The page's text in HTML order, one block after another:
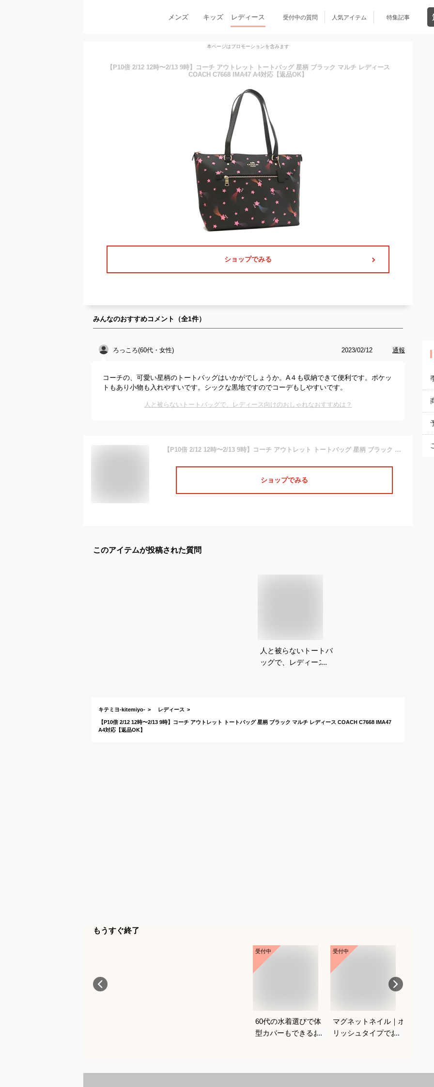
メンズ キッズ レディース 受付中の質問 人気アイテム 特集記事
本ページはプロモーションを含みます
【P10倍 2/12 12時〜2/13 9時】コーチ アウトレット トートバッグ 星柄 ブラック マルチ レディース
COACH C7668 IMA47 A4対応【返品OK】
ショップでみる
みんなのおすすめコメント（全1件）
ろっころ(60代・女性) 2023/02/12 通報
コーチの、可愛い星柄のトートバッグはいかがでしょうか。A４も収納できて便利です。ポケッ
トもあり小物も入れやすいです。シックな黒地ですのでコーデもしやすいです。
人と被らないトートバッグで、レディース向けのおしゃれなおすすめは？
【P10倍 2/12 12時〜2/13 9時】コーチ アウトレット トートバッグ 星柄 ブラック マルチ レディース COACH C7668 IMA47 A4対応【返品OK】
ショップでみる
このアイテムが投稿された質問
人と被らないトートバ
ッグで、レディース向
キテミヨ-kitemiyo- レディース
【P10倍 2/12 12時〜2/13 9時】コーチ アウトレット トートバッグ 星柄 ブラック マルチ レディース COACH C7668 IMA47
A4対応【返品OK】
もうすぐ終了
受付中
60代の水着選びで体
型カバーもできるおす
受付中
マグネットネイル｜ポ
リッシュタイプでおす